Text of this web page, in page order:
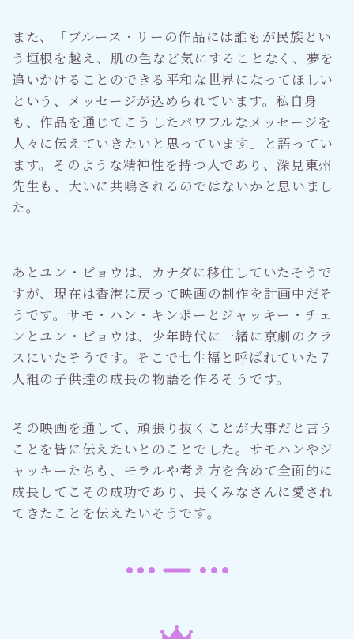
また、「ブルース・リーの作品には誰もが民族とい
う垣根を越え、肌の色など気にすることなく、夢を
追いかけることのできる平和な世界になってほしい
という、メッセージが込められています。私自身
も、作品を通じてこうしたパワフルなメッセージを
人々に伝えていきたいと思っています」と語ってい
ます。そのような精神性を持つ人であり、深見東州
先生も、大いに共鳴されるのではないかと思いまし
た。
あとユン・ピョウは、カナダに移住していたそうで
すが、現在は香港に戻って映画の制作を計画中だそ
うです。サモ・ハン・キンポーとジャッキー・チェ
ンとユン・ピョウは、少年時代に一緒に京劇のクラ
スにいたそうです。そこで七生福と呼ばれていた７
人組の子供達の成長の物語を作るそうです。
その映画を通して、頑張り抜くことが大事だと言う
ことを皆に伝えたいとのことでした。サモハンやジ
ャッキーたちも、モラルや考え方を含めて全面的に
成長してこその成功であり、長くみなさんに愛され
てきたことを伝えたいそうです。